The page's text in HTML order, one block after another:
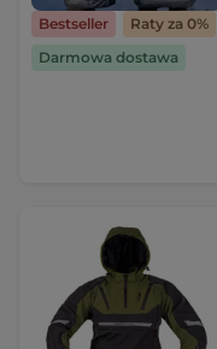
Bestseller
Raty za 0%
Darmowa dostawa